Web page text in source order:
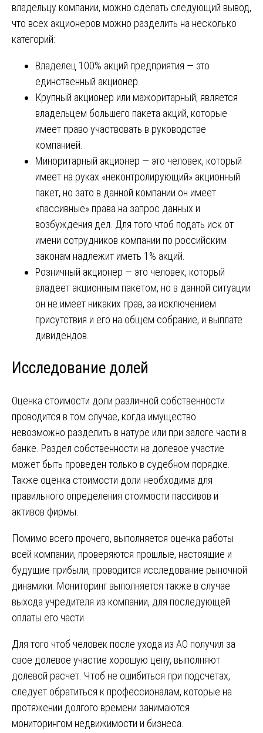
владельцу компании, можно сделать следующий вывод,
что всех акционеров можно разделить на несколько
категорий:
Владелец 100% акций предприятия ― это
единственный акционер.
Крупный акционер или мажоритарный, является
владельцем большего пакета акций, которые
имеет право участвовать в руководстве
компанией.
Миноритарный акционер ― это человек, который
имеет на руках «неконтролирующий» акционный
пакет, но зато в данной компании он имеет
«пассивные» права на запрос данных и
возбуждения дел. Для того чтоб подать иск от
имени сотрудников компании по российским
законам надлежит иметь 1% акций.
Розничный акционер ― это человек, который
владеет акционным пакетом, но в данной ситуации
он не имеет никаких прав, за исключением
присутствия и его на общем собрание, и выплате
дивидендов.
Исследование долей
Оценка стоимости доли различной собственности
проводится в том случае, когда имущество
невозможно разделить в натуре или при залоге части в
банке. Раздел собственности на долевое участие
может быть проведен только в судебном порядке.
Также оценка стоимости доли необходима для
правильного определения стоимости пассивов и
активов фирмы.
Помимо всего прочего, выполняется оценка работы
всей компании, проверяются прошлые, настоящие и
будущие прибыли, проводится исследование рыночной
динамики. Мониторинг выполняется также в случае
выхода учредителя из компании, для последующей
оплаты его части.
Для того чтоб человек после ухода из АО получил за
свое долевое участие хорошую цену, выполняют
долевой расчет. Чтоб не ошибиться при подсчетах,
следует обратиться к профессионалам, которые на
протяжении долгого времени занимаются
мониторингом недвижимости и бизнеса.